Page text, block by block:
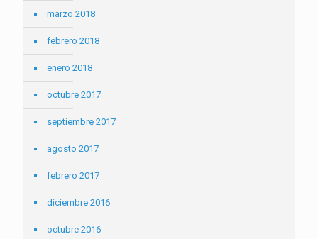
marzo 2018
febrero 2018
enero 2018
octubre 2017
septiembre 2017
agosto 2017
febrero 2017
diciembre 2016
octubre 2016